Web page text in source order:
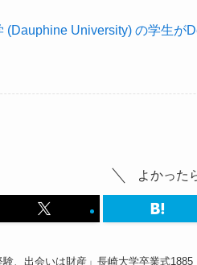
(Dauphine University) の学生が
よかった
験、出会いは財産」長崎大学卒業式1885